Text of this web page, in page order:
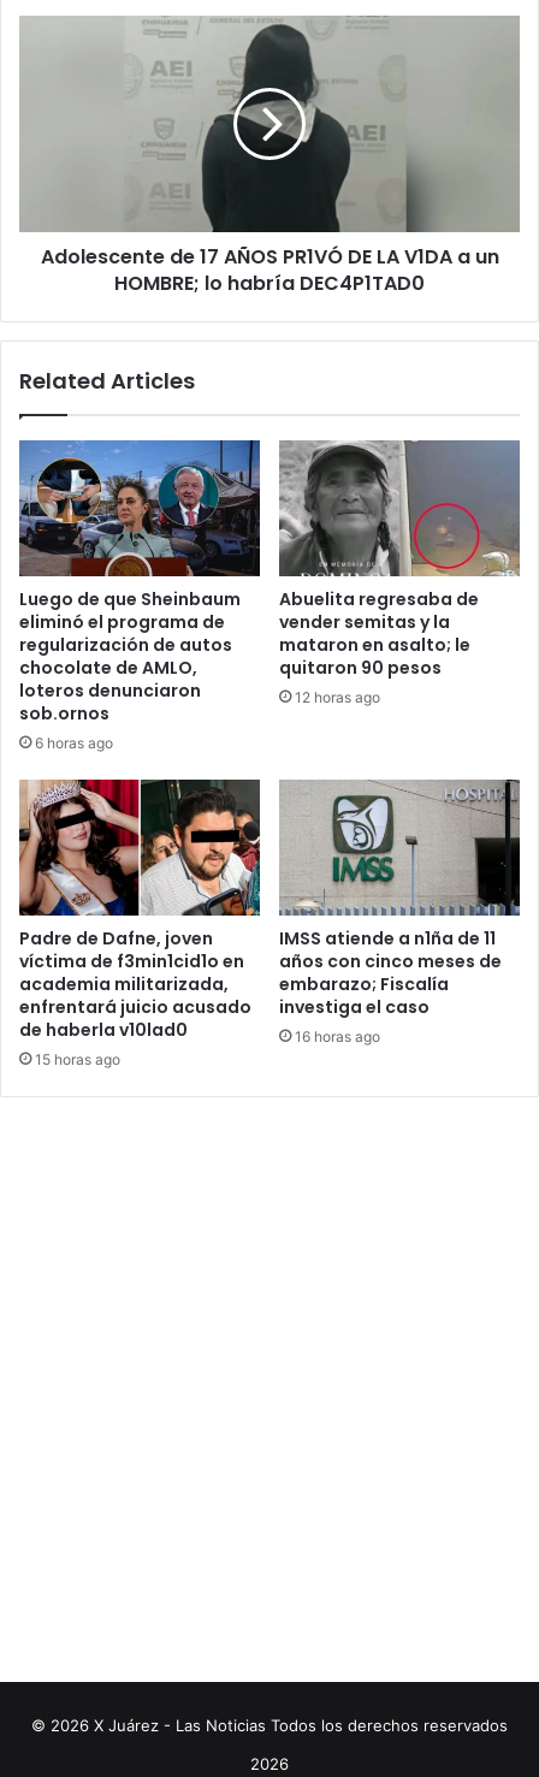
a
Adolescente de 17 AÑOS PR1VÓ DE LA V1DA a un
HOMBRE; lo habría DEC4P1TAD0
Related Articles
Luego de que Sheinbaum
eliminó el programa de
regularización de autos
chocolate de AMLO,
loteros denunciaron
sob.ornos
6 horas ago
Abuelita regresaba de
vender semitas y la
mataron en asalto; le
quitaron 90 pesos
12 horas ago
Padre de Dafne, joven
víctima de f3min1cid1o en
academia militarizada,
enfrentará juicio acusado
de haberla v10lad0
15 horas ago
IMSS atiende a n1ña de 11
años con cinco meses de
embarazo; Fiscalía
investiga el caso
16 horas ago
© 2026 X Juárez - Las Noticias Todos los derechos reservados
2026